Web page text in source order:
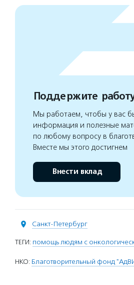
Поддержите
Мы работаем, чтобы у вас
информация и полезные
по любому вопросу в
Вместе мы этого достигнем
Внести вклад
Санкт-Петербург
ТЕГИ: помощь людям с
НКО: Благотворительный фонд